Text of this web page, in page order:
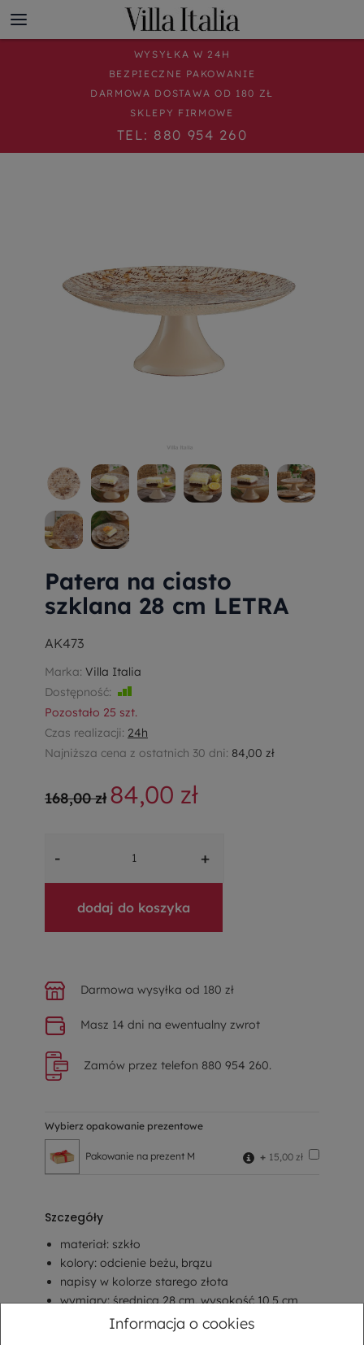
WYSYŁKA W 24H
BEZPIECZNE PAKOWANIE
DARMOWA DOSTAWA OD 180 ZŁ
SKLEPY FIRMOWE
TEL: 880 954 260
Patera na ciasto
szklana 28 cm LETRA
AK473
Marka: Villa Italia
Dostępność:
Pozostało 25 szt.
Czas realizacji: 24h
Najniższa cena z ostatnich 30 dni: 84,00 zł
168,00 zł 84,00 zł
- +
dodaj do koszyka
Darmowa wysyłka od 180 zł
Masz 14 dni na ewentualny zwrot
Zamów przez telefon 880 954 260.
Wybierz opakowanie prezentowe
Pakowanie na prezent M + 15,00 zł
Szczegóły
materiał: szkło
kolory: odcienie beżu, brązu
napisy w kolorze starego złota
wymiary: średnica 28 cm, wysokość 10,5 cm
zdobiona ręcznieInformacja o cookies